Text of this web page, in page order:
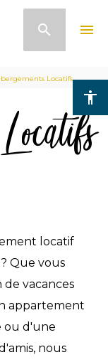
accessibility
search menu
Locatifs
locatif
Que vous
vacances
appartement
ou d'une
nous